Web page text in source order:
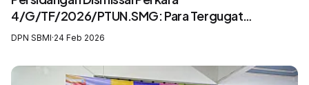
4/G/TF/2026/PTUN.SMG: Para Tergugat
Mengingkari SIP3MI dan Mengabaikan UU
DPN SBMI·24 Feb 2026